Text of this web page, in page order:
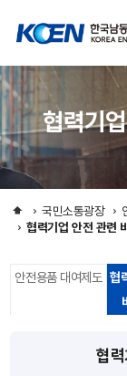
협력기
국민소통광장
협력기업 안전 관련
안전용품 대여제도 협
협